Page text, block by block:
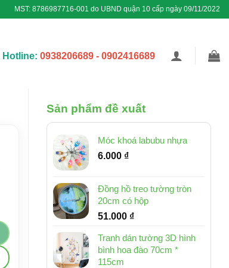
MST: 8786987716-001 do UBND quận 10 cấp ngày 09/11/2022
Hotline: 0938206689 - 0902416689
Sản phẩm đề xuất
Móc khoá labubu nhựa
6.000 ₫
Đồng hồ treo tường tròn
20cm có hộp
51.000 ₫
Tranh dán tường 3D hình
bình hoa đào 70cm *
115cm